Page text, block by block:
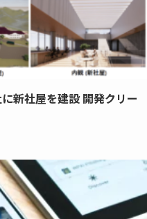
新社屋を建設 開発クリー